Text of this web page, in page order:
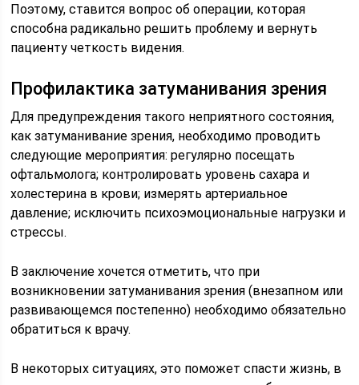
Поэтому, ставится вопрос об операции, которая
способна радикально решить проблему и вернуть
пациенту четкость видения.
Профилактика затуманивания зрения
Для предупреждения такого неприятного состояния,
как затуманивание зрения, необходимо проводить
следующие мероприятия: регулярно посещать
офтальмолога; контролировать уровень сахара и
холестерина в крови; измерять артериальное
давление; исключить психоэмоциональные нагрузки и
стрессы.
В заключение хочется отметить, что при
возникновении затуманивания зрения (внезапном или
развивающемся постепенно) необходимо обязательно
обратиться к врачу.
В некоторых ситуациях, это поможет спасти жизнь, в